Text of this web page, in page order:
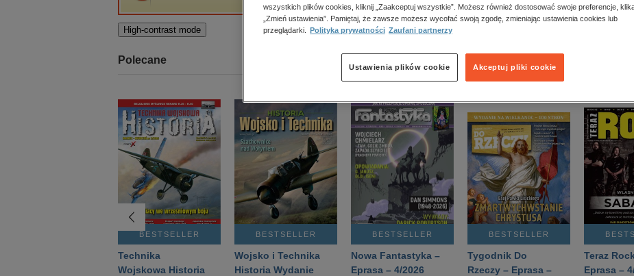
darmowe wydania
edukacja
kobiece, lifestyle, kultura
inne
popularno-naukowe
historia
zdrowie
religie
High-contrast mode
Polecane
BESTSELLER
Technika
Wojskowa Historia
BESTSELLER
Wojsko i Technika
Historia Wydanie
BESTSELLER
Nowa Fantastyka –
Eprasa – 4/2026
BESTSELLER
Tygodnik Do
Rzeczy – Eprasa –
Teraz
Eprasa –
wszystkich plików cookies, kliknij „Zaakceptuj wszystkie”. Możesz również dostosować swoje preferencje,
„Zmień ustawienia”. Pamiętaj, że zawsze możesz wycofać swoją zgodę, zmieniając ustawienia cookies lub
przeglądarki.
Polityka prywatności Zaufani partnerzy
Akceptuj pliki cookie
Ustawienia plików cookie